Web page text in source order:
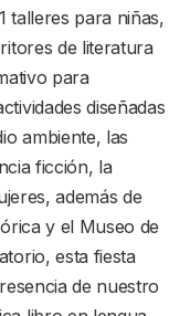
talleres para niñas,
de literatura
para
diseñadas
ambiente, las
ficción, la
además de
y el Museo de
esta fiesta
de nuestro